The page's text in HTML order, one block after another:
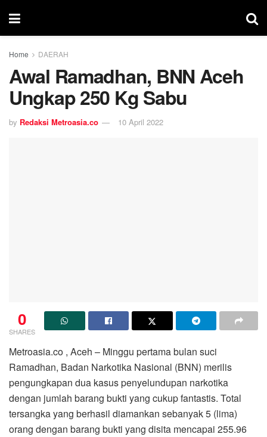
Home DAERAH
Awal Ramadhan, BNN Aceh
Ungkap 250 Kg Sabu
by Redaksi Metroasia.co 10 April 2022
0
SHARES
Metroasia.co , Aceh – Minggu pertama bulan suci
Ramadhan, Badan Narkotika Nasional (BNN) merilis
pengungkapan dua kasus penyelundupan narkotika
dengan jumlah barang bukti yang cukup fantastis. Total
tersangka yang berhasil diamankan sebanyak 5 (lima)
orang dengan barang bukti yang disita mencapai 255.96